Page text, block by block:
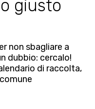
giusto
non sbagliare a
dubbio: cercalo!
di raccolta,